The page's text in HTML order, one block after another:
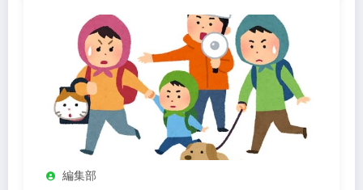
編集部